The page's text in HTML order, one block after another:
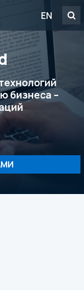
EN
бизнеса –